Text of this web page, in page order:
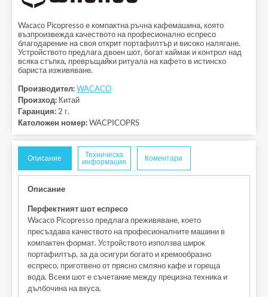
Wacaco Picopresso е компактна ръчна кафемашина, която
възпроизвежда качеството на професионално еспресо
благодарение на своя открит портафилтър и високо налягане.
Устройството предлага двоен шот, богат каймак и контрол над
всяка стъпка, превръщайки ритуала на кафето в истинско
бариста изживяване.
Производител:WACACO
Произход: Китай
Гаранция: 2 г.
Католожен номер:WACPICOPRS
Описание
Техническа
информация
Коментари
Описание
Перфектният шот еспресо
Wacaco Picopresso предлага преживяване, което
пресъздава качеството на професионалните машини в
компактен формат. Устройството използва широк
портафилтър, за да осигури богато и кремообразно
еспресо, приготвено от прясно смляно кафе и гореща
вода. Всеки шот е съчетание между прецизна техника и
дълбочина на вкуса.